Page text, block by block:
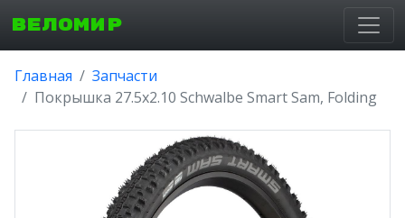
ВЕЛОМИР
Главная
Запчасти
Покрышка 27.5x2.10 Schwalbe Smart Sam, Folding